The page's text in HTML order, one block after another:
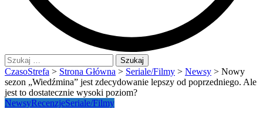
Szukaj:
CzasoStrefa > Strona Główna > Seriale/Filmy > Newsy > Nowy
sezon „Wiedźmina” jest zdecydowanie lepszy od poprzedniego. Ale
jest to dostatecznie wysoki poziom?
NewsyRecenzjeSeriale/Filmy